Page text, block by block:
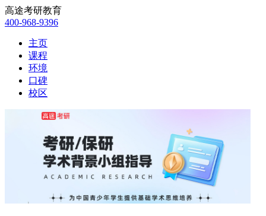
高途考研教育
400-968-9396
主页
课程
环境
口碑
校区